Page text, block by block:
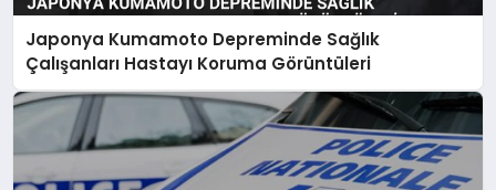
Japonya Kumamoto Depreminde Sağlık
Çalışanları Hastayı Koruma Görüntüleri